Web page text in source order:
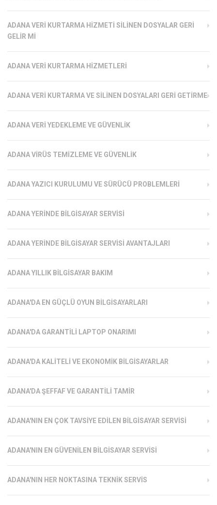
ADANA VERI KURTARMA HIZMETI SILINEN DOSYALAR GERI
GELIR MI
ADANA VERI KURTARMA HIZMETLERI
ADANA VERI KURTARMA VE SILINEN DOSYALARI GERI GETIRME
ADANA VERI YEDEKLEME VE GÜVENLIK
ADANA VIRÜS TEMIZLEME VE GÜVENLIK
ADANA YAZICI KURULUMU VE SÜRÜCÜ PROBLEMLERI
ADANA YERINDE BILGISAYAR SERVISI
ADANA YERINDE BILGISAYAR SERVISI AVANTAJLARI
ADANA YILLIK BILGISAYAR BAKIM
ADANA'DA EN GÜÇLÜ OYUN BILGISAYARLARI
ADANA'DA GARANTILI LAPTOP ONARIMI
ADANA'DA KALITELI VE EKONOMIK BILGISAYARLAR
ADANA'DA ŞEFFAF VE GARANTILI TAMIR
ADANA'NIN EN ÇOK TAVSIYE EDILEN BILGISAYAR SERVISI
ADANA'NIN EN GÜVENILEN BILGISAYAR SERVISI
ADANA'NIN HER NOKTASINA TEKNIK SERVIS